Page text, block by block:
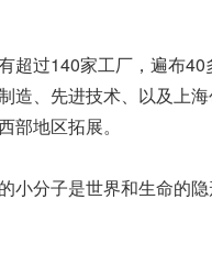
超过140家工厂，遍布
造、先进技术、以及上
部地区拓展。
小分子是世界和生命的